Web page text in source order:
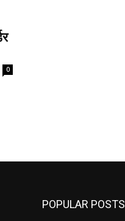
0
POPULAR POSTS